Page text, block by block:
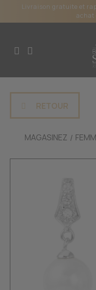
Livraison gratuite et
achat
RETOUR
MAGASINEZ